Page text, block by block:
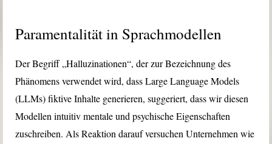
Paramentalität in Sprachmodellen
Der Begriff „Halluzinationen“, der zur Bezeichnung des
Phänomens verwendet wird, dass Large Language Models
(LLMs) fiktive Inhalte generieren, suggeriert, dass wir diesen
Modellen intuitiv mentale und psychische Eigenschaften
zuschreiben. Als Reaktion darauf versuchen Unternehmen wie